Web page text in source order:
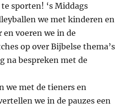
sporten! ‘s Middags
we met kinderen en
en voeren we in de
op over Bijbelse thema’s
na bespreken met de
we met de tieners en
we in de pauzes een